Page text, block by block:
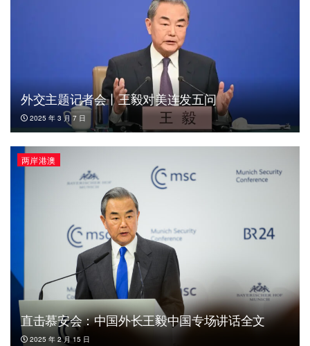
外交主题记者会丨王毅对美连发五问
2025 年 3 月 7 日
两岸港澳
直击慕安会：中国外长王毅中国专场讲话全文
2025 年 2 月 15 日